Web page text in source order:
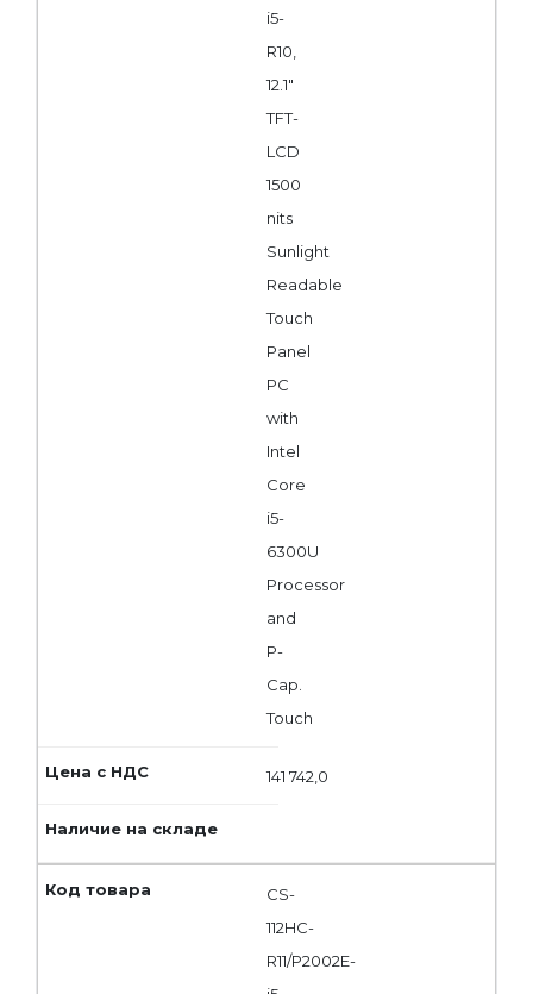
i5-
R10,
12.1"
TFT-
LCD
1500
nits
Sunlight
Readable
Touch
Panel
PC
with
Intel
Core
i5-
6300U
Processor
and
P-
Cap.
Touch
141 742,0
CS-
112HC-
R11/P2002E-